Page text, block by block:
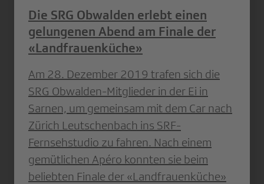
Die SRG Obwalden erlebt einen
gelungenen Abend am Finale der
«Landfrauenküche»
Am 28. Dezember 2019 trafen sich die
SRG Obwalden-Mitglieder in der Ei in
Sarnen, um gemeinsam mit dem Car nach
Zürich Leutschenbach ins SRF-
Fernsehstudio zu fahren. Nach einem
gemütlichen Apéro konnten sie beim
beliebten Finale der «Landfrauenküche»